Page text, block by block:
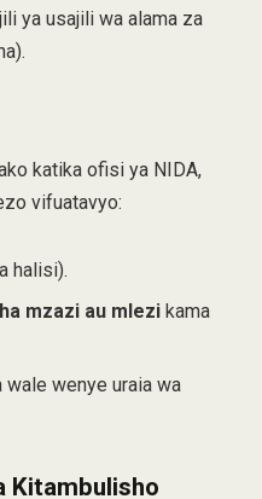
ya usajili wa alama za
katika ofisi ya NIDA,
vifuatavyo:
halisi).
mzazi au mlezi kama
wale wenye uraia wa
Kitambulisho